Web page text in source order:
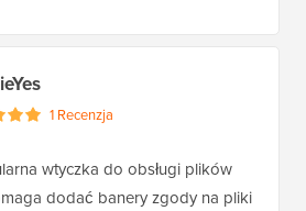
1 Recenzja
wtyczka do obsługi plików
dodać banery zgody na pliki